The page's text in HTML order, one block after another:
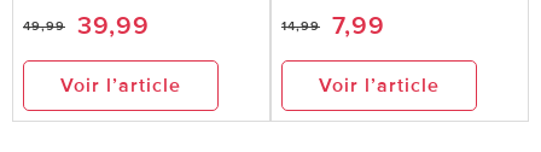
49,99 39,99
Voir l’article
14,99 7,99
Voir l’article